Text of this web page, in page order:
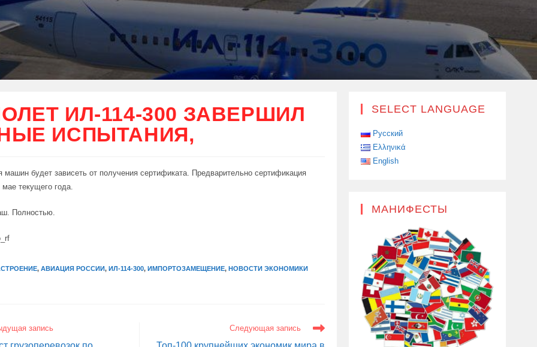
ИЛ-114-300 ЗАВЕРШИЛ
ИСПЫТАНИЯ,
машин будет зависеть от получения сертификата. Предварительно сертификация
текущего года.
Полностью.
, АВИАЦИЯ РОССИИ, ИЛ-114-300, ИМПОРТОЗАМЕЩЕНИЕ, НОВОСТИ ЭКОНОМИКИ
запись Следующая запись
SELECT LANGUAGE
Русский
Ελληνικά
English
МАНИФЕСТЫ